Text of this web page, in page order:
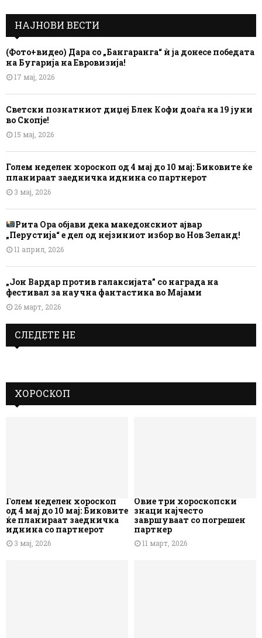
НАЈНОВИ ВЕСТИ
(Фото+видео) Дара со „Бангаранга“ ѝ ја донесе победата
на Бугарија на Евровизија!
17 мај, 2026
Светски познатниот диџеј Блек Кофи доаѓа на 19 јуни
во Скопје!
15 мај, 2026
Голем неделен хороскоп од 4 мај до 10 мај: Биковите ќе
планираат заедничка иднина со партнерот
3 мај, 2026
Рита Ора објави дека македонскиот ајвар
„Перустија“ е дел од нејзиниот избор во Нов Зеланд!
11 април, 2026
„Јон Вардар против галаксијата” со награда на
фестивал за научна фантастика во Мајами
26 март, 2026
СЛЕДЕТЕ НЕ
ХОРОСКОП
Голем неделен хороскоп
од 4 мај до 10 мај: Биковите
ќе планираат заедничка
иднина со партнерот
3 мај, 2026
Овие три хороскопски
знаци најчесто
завршуваат со погрешен
партнер
11 март, 2026